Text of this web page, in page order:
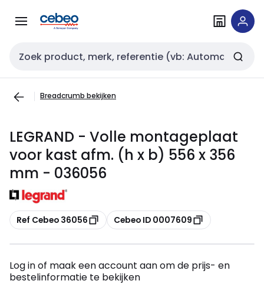
naar
naar
Zoekveld invoer
Breadcrumb bekijken
LEGRAND - Volle montageplaat
voor kast afm. (h x b) 556 x 356
mm - 036056
Kopiëren
Ref Cebeo 36056 Kopiëren
Cebeo ID 0007609
Log in of maak een account aan om de prijs- en
bestelinformatie te bekijken